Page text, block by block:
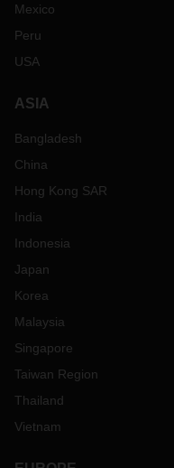
Mexico
Peru
USA
ASIA
Bangladesh
China
Hong Kong SAR
India
Indonesia
Japan
Korea
Malaysia
Singapore
Taiwan Region
Thailand
Vietnam